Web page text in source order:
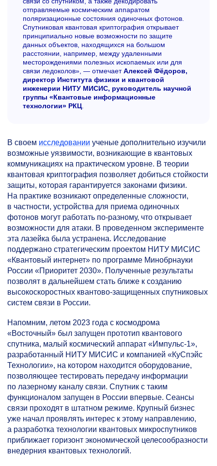
отправляемые космическим аппаратом
поляризационные состояния одиночных фотонов.
Спутниковая квантовая криптография открывает
принципиально новые возможности по защите
данных объектов, находящихся на большом
расстоянии, например, между удаленными
месторождениями полезных ископаемых или для
связи ледоколов», — отмечаетАлексей Фёдоров,
директор Института физики и квантовой
инженерии НИТУ МИСИС, руководитель научной
группы «Квантовые информационные
технологии» РКЦ
В своем исследовании ученые дополнительно изучили
возможные уязвимости, возникающие в квантовых
коммуникациях на практическом уровне. В теории
квантовая криптография позволяет добиться стойкости
защиты, которая гарантируется законами физики.
На практике возникают определенные сложности,
в частности, устройства для приема одиночных
фотонов могут работать по-разному, что открывает
возможности для атаки. В проведенном эксперименте
эта лазейка была устранена. Исследование
поддержано стратегическим проектом НИТУ МИСИС
«Квантовый интернет» по программе Минобрнауки
России «Приоритет 2030». Полученные результаты
позволят в дальнейшем стать ближе к созданию
высокоскоростных квантово-защищенных спутниковых
систем связи в России.
Напомним, летом 2023 года с космодрома
«Восточный» был запущен прототип квантового
спутника, малый космический аппарат «Импульс-1»,
разработанный НИТУ МИСИС и компанией «КуСпэйс
Технологии», на котором находится оборудование,
позволяющее тестировать передачу информации
по лазерному каналу связи. Спутник с таким
функционалом запущен в России впервые. Сеансы
связи проходят в штатном режиме. Крупный бизнес
уже начал проявлять интерес к этому направлению,
а разработка технологии квантовых микроспутников
приближает горизонт экономической целесообразности
внедерния квантовых технологий.